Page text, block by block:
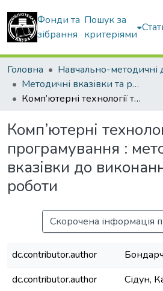
Фонди та
зібрання
Пошук за
критеріями
Головна
Методичні вказівки та рекомендації
Комп’ютерні технології та програмування : методичні вказівки до виконання курсової роботи
Комп’ютерні
програмування :
вказівки до
роботи
Скорочена інформація
dc.contributor.author
dc.contributor.author
Сідун,